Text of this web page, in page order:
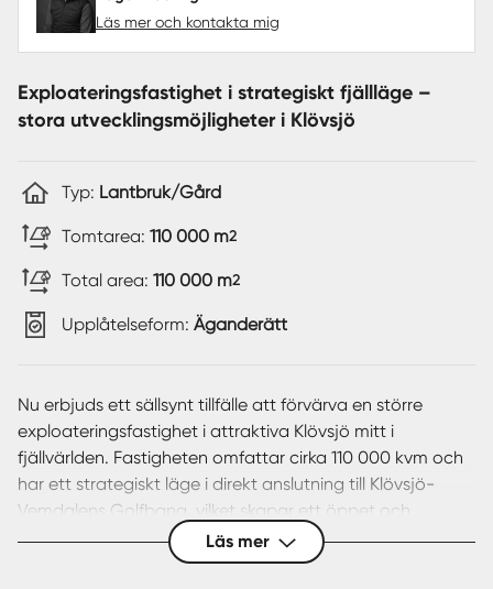
Läs mer och kontakta mig
Exploateringsfastighet i strategiskt fjällläge –
stora utvecklingsmöjligheter i Klövsjö
Typ: Lantbruk/Gård
Tomtarea: 110 000 m2
Total area: 110 000 m2
Upplåtelseform: Äganderätt
Nu erbjuds ett sällsynt tillfälle att förvärva en större
exploateringsfastighet i attraktiva Klövsjö mitt i
fjällvärlden. Fastigheten omfattar cirka 110 000 kvm och
har ett strategiskt läge i direkt anslutning till Klövsjö-
Vemdalens Golfbana, vilket skapar ett öppet och
naturskönt landskap med vackra vyer över området.
Läs mer